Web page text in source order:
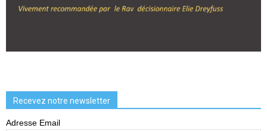
Recevez notre newsletter
Adresse Email